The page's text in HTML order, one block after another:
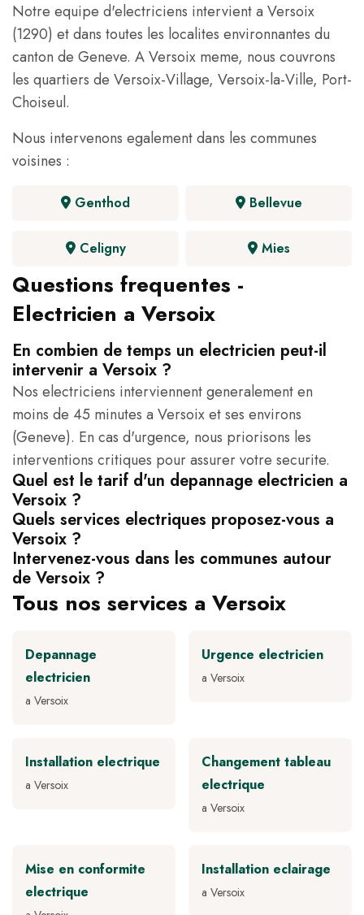
Notre equipe d'electriciens intervient a Versoix
(1290) et dans toutes les localites environnantes du
canton de Geneve. A Versoix meme, nous couvrons
les quartiers de Versoix-Village, Versoix-la-Ville, Port-
Choiseul.
Nous intervenons egalement dans les communes
voisines :
Genthod Bellevue
Celigny Mies
Questions frequentes -
Electricien a Versoix
En combien de temps un electricien peut-il
intervenir a Versoix ?
Nos electriciens interviennent generalement en
moins de 45 minutes a Versoix et ses environs
(Geneve). En cas d'urgence, nous priorisons les
interventions critiques pour assurer votre securite.
Quel est le tarif d'un depannage electricien a
Versoix ?
Quels services electriques proposez-vous a
Versoix ?
Intervenez-vous dans les communes autour
de Versoix ?
Tous nos services a Versoix
Depannage
electricien
a Versoix
Urgence electricien
a Versoix
Installation electrique
a Versoix
Changement tableau
electrique
a Versoix
Mise en conformite
electrique
Installation eclairage
a Versoix